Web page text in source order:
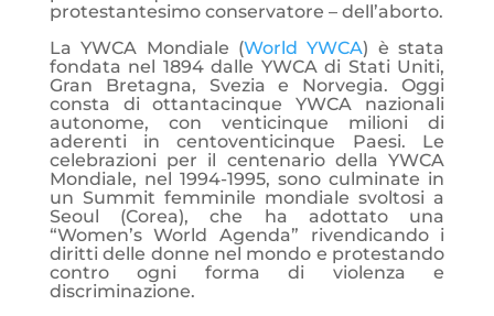
protestantesimo conservatore – dell’aborto.
La YWCA Mondiale (World YWCA) è stata
fondata nel 1894 dalle YWCA di Stati Uniti,
Gran Bretagna, Svezia e Norvegia. Oggi
consta di ottantacinque YWCA nazionali
autonome, con venticinque milioni di
aderenti in centoventicinque Paesi. Le
celebrazioni per il centenario della YWCA
Mondiale, nel 1994-1995, sono culminate in
un Summit femminile mondiale svoltosi a
Seoul (Corea), che ha adottato una
“Women’s World Agenda” rivendicando i
diritti delle donne nel mondo e protestando
contro ogni forma di violenza e
discriminazione.